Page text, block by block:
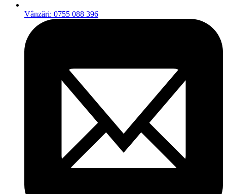
Vânzări: 0755 088 396